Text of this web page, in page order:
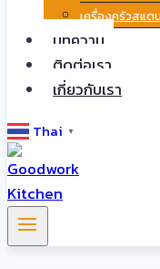
เครื่องครัวสแต
บทความ
ติดต่อเรา
เกี่ยวกับเรา
Thai ▼